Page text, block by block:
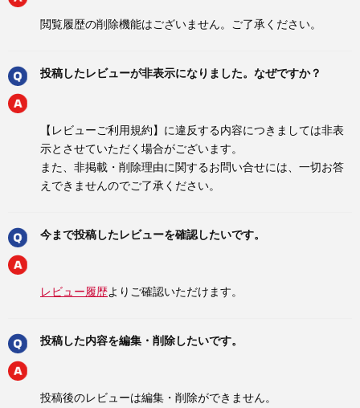
閲覧履歴の削除機能はございません。ご了承ください。
投稿したレビューが非表示になりました。なぜですか？
【レビューご利用規約】に違反する内容につきましては非表
示とさせていただく場合がございます。
また、非掲載・削除理由に関するお問い合せには、一切お答
えできませんのでご了承ください。
今まで投稿したレビューを確認したいです。
レビュー履歴よりご確認いただけます。
投稿した内容を編集・削除したいです。
投稿後のレビューは編集・削除ができません。